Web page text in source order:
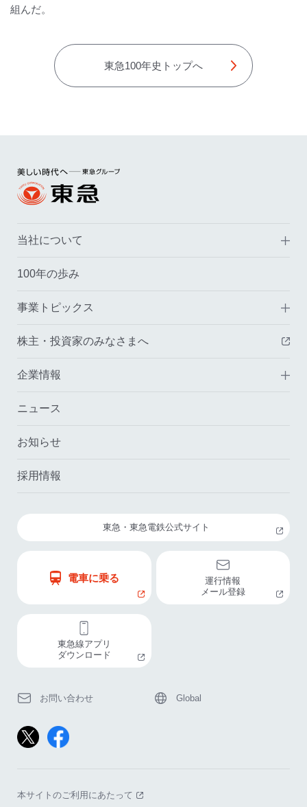
組んだ。
東急100年史トップへ
当社について
100年の歩み
事業トピックス
株主・投資家のみなさまへ
企業情報
ニュース
お知らせ
採用情報
東急・東急電鉄公式サイト
電車に乗る
運行情報
メール登録
東急線アプリ
ダウンロード
お問い合わせ Global
本サイトのご利用にあたって